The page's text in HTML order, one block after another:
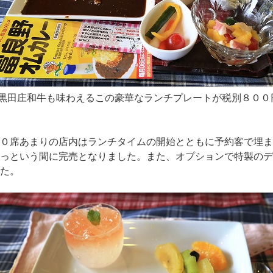
田庄和牛も味わえるこの豪華なランチプレートが税別８００
席あまりの店内はランチタイムの開始とともに予約客で埋
という間に完売となりました。また、オプションで特製の
。